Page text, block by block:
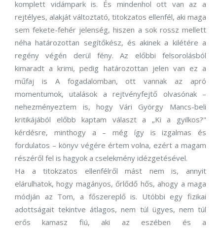
komplett vidámpark is. És mindenhol ott van az a
rejtélyes, alakját változtató, titokzatos ellenfél, aki maga
sem fekete-fehér jelenség, hiszen a sok rossz mellett
néha határozottan segítőkész, és akinek a kilétére a
regény végén derül fény. Az előbbi felsorolásból
kimaradt a krimi, pedig határozottan jelen van ez a
műfaj is A fogadalomban, ott vannak az apró
momentumok, utalások a rejtvényfejtő olvasónak –
nehezményeztem is, hogy Vári György Mancs-beli
kritikájából előbb kaptam választ a „Ki a gyilkos?"
kérdésre, minthogy a – még így is izgalmas és
fordulatos – könyv végére értem volna, ezért a magam
részéről fel is hagyok a cselekmény idézgetésével.
Ha a titokzatos ellenfélről mást nem is, annyit
elárulhatok, hogy magányos, őrlődő hős, ahogy a maga
módján az Tom, a főszereplő is. Utóbbi egy fizikai
adottságait tekintve átlagos, nem túl ügyes, nem túl
erős kamasz fiú, aki az eszében és a